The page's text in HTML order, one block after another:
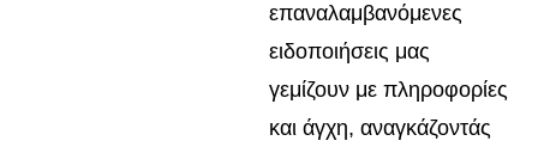
επαναλαμβανόμενες
ειδοποιήσεις μας
γεμίζουν με πληροφορίες
και άγχη, αναγκάζοντάς